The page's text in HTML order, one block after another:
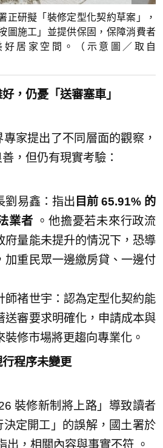
正研擬「裝修定型化契約草案」，
圖施工」並提供保固，保障消費者
居家空間。（示意圖／取自
，仍憂「送審塞車」
家提出了不同層面的觀察，
，但仍有現實考驗：
劉易鑫：指出 目前 65.91% 的
業者 。他擔憂若未來行政流
府量能未提升的情況下，恐導
加重民眾一邊繳房貸、一邊付
師褚世宇：認為定型化契約能
送審要求明確化，申請成本與
裝修市場將更趨向專業化。
程序未變更
裝修新制將上路」導致讀者
定開工」的誤解，國土署於
出，相關內容與事實不符 。